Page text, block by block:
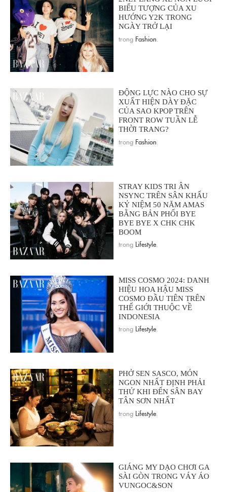
BIỂU TƯỢNG CỦA XU
HƯỚNG Y2K TRONG
NGÀY TRỞ LẠI
trong Fashion
ĐỘNG LỰC NÀO CHO SỰ
XUẤT HIỆN DÀY ĐẶC
CỦA SAO KPOP TRÊN
FRONT ROW TUẦN LỄ
THỜI TRANG?
trong Fashion
STRAY KIDS TRI ÂN
NSYNC TRÊN SÂN KHẤU
KỶ NIỆM 50 NĂM AMAS
BẰNG BẢN PHỐI BYE
BYE BYE X CHK CHK
BOOM
trong Lifestyle
MISS COSMO 2024: DANH
HIỆU HOA HẬU MISS
COSMO ĐẦU TIÊN TRÊN
THẾ GIỚI THUỘC VỀ
INDONESIA
trong Lifestyle
PHỞ SEN SASCO, MÓN
NGON NHẤT ĐỊNH PHẢI
THỬ KHI ĐẾN SÂN BAY
TÂN SƠN NHẤT
trong Lifestyle
GIÁNG MY DẠO CHƠI GA
SÀI GÒN TRONG VÁY ÁO
VUNGOC&SON